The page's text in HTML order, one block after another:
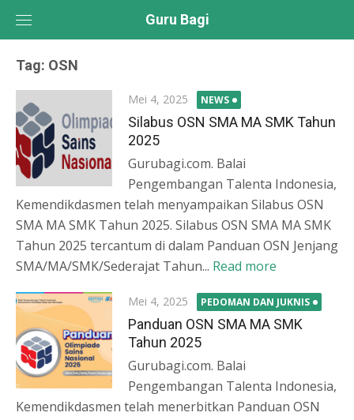
Guru Bagi
Tag: OSN
Posted
on
Mei 4, 2025 NEWS
Silabus OSN SMA MA SMK Tahun
2025
Gurubagi.com. Balai
Pengembangan Talenta Indonesia,
Kemendikdasmen telah menyampaikan Silabus OSN
SMA MA SMK Tahun 2025. Silabus OSN SMA MA SMK
Tahun 2025 tercantum di dalam Panduan OSN Jenjang
SMA/MA/SMK/Sederajat Tahun... Read more
Posted
on
Mei 4, 2025 PEDOMAN DAN JUKNIS
Panduan OSN SMA MA SMK
Tahun 2025
Gurubagi.com. Balai
Pengembangan Talenta Indonesia,
Kemendikdasmen telah menerbitkan Panduan OSN